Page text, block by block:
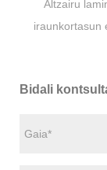
Altzairu
iraunkortasun
Bidali